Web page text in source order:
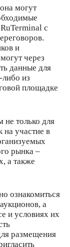
могут
с
и
через
данные для
из
площадке
только для
на участие в
рынка –
а также
ознакомиться
а
и условиях их
размещения